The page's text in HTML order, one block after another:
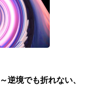
境でも折れない、